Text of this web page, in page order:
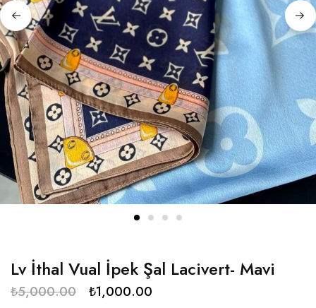
Lv İthal Vual İpek Şal Lacivert- Mavi
₺5,000.00 ₺1,000.00